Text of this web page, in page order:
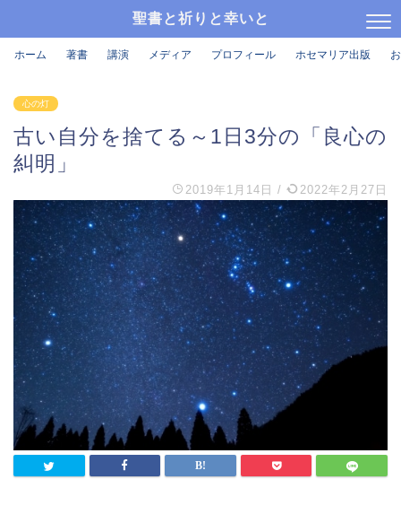
聖書と祈りと幸いと
ホーム 著書 講演 メディア プロフィール ホセマリア出版
心の灯
古い自分を捨てる～1日3分の「良心の
糾明」
2019年1月14日 / 2022年2月27日